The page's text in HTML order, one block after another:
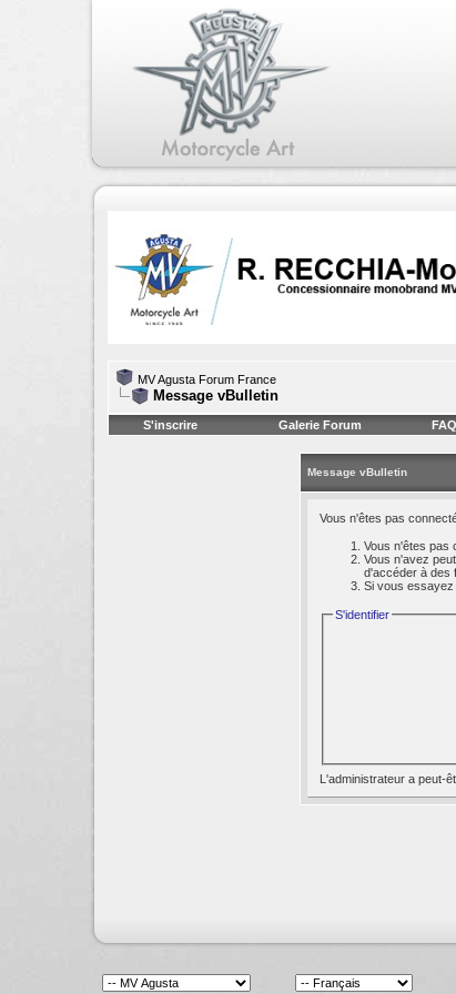
MV Agusta Forum France
Message vBulletin
S'inscrire
Galerie Forum FAQ
Message vBulletin
Vous n'êtes pas
Vous n'êtes pas
Vous n'avez
d'accéder à des
Si vous essayez
S'identifier
L'administrateur a peut-